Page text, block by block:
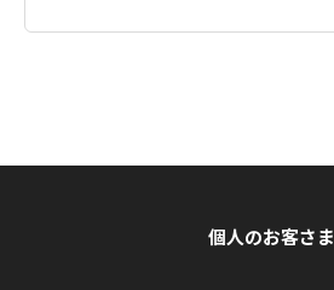
個人のお客さま